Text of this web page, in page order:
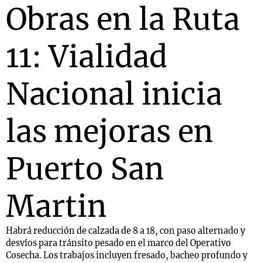
Obras en la Ruta
11: Vialidad
Nacional inicia
las mejoras en
Puerto San
Martin
Habrá reducción de calzada de 8 a 18, con paso alternado y
desvíos para tránsito pesado en el marco del Operativo
Cosecha. Los trabajos incluyen fresado, bacheo profundo y